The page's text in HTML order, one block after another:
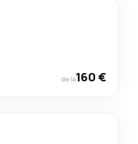
de la160 €